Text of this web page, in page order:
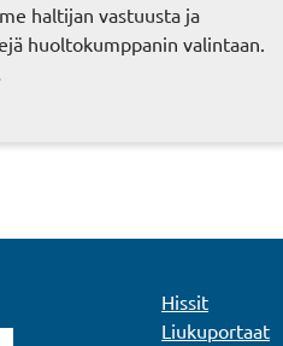
haltijan vastuusta ja
huoltokumppanin valintaan.
Hissit
Liukuportaat